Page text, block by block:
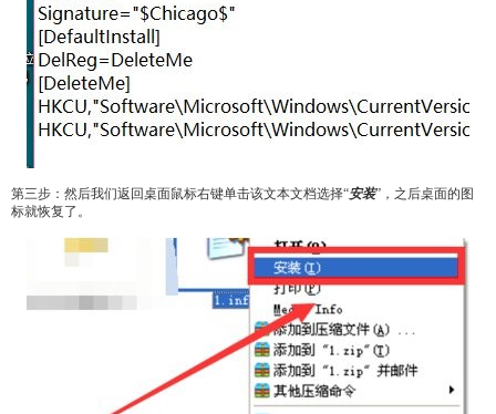
第三步：然后我们返回桌面鼠标右键单击该文本文档选择“安装”，之后桌面的图
标就恢复了。